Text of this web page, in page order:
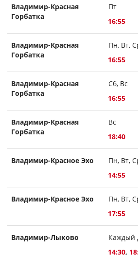
Владимир-Красная
Горбатка
Пт
16:55
Владимир-Красная
Горбатка
Пн, Вт,
16:55
Владимир-Красная
Горбатка
Сб, Вс
16:55
Владимир-Красная
Горбатка
Вс
18:40
Владимир-Красное Эхо
Пн, Вт,
14:55
Владимир-Красное Эхо
Пн, Вт,
17:55
Владимир-Лыково
Каждый
14:30,